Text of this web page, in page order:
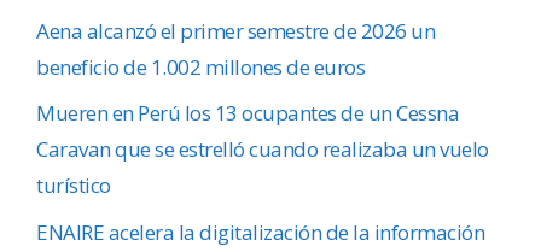
Aena alcanzó el primer semestre de 2026 un
beneficio de 1.002 millones de euros
Mueren en Perú los 13 ocupantes de un Cessna
Caravan que se estrelló cuando realizaba un vuelo
turístico
ENAIRE acelera la digitalización de la información